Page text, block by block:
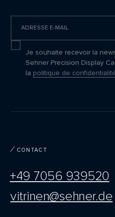
vitrinen@sehner.de
+49 7056 939520
CONTACT
Je souhaite recevoir la
Sehner Precision Display
la politique de